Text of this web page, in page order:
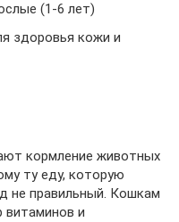
(1-6 лет)
здоровья кожи и
кормление животных
ту еду, которую
не правильный. Кошкам
витаминов и